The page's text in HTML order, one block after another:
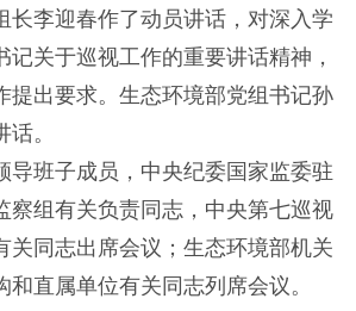
长李迎春作了动员讲话，对深入学
记关于巡视工作的重要讲话精神，
提出要求。生态环境部党组书记孙
。
班子成员，中央纪委国家监委驻
察组有关负责同志，中央第七巡视
关同志出席会议；生态环境部机关
直属单位有关同志列席会议。